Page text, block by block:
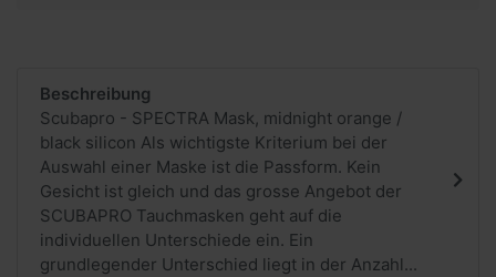
Beschreibung
Scubapro - SPECTRA Mask, midnight orange /
black silicon Als wichtigste Kriterium bei der
Auswahl einer Maske ist die Passform. Kein
Gesicht ist gleich und das grosse Angebot der
SCUBAPRO Tauchmasken geht auf die
individuellen Unterschiede ein. Ein
grundlegender Unterschied liegt in der Anzahl...